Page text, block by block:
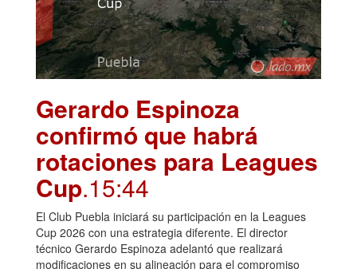
Gerardo Espinoza
confirmó que habrá
rotaciones para Leagues
Cup.15:44
El Club Puebla iniciará su participación en la Leagues
Cup 2026 con una estrategia diferente. El director
técnico Gerardo Espinoza adelantó que realizará
modificaciones en su alineación para el compromiso